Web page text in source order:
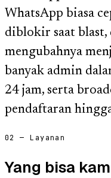
WhatsApp biasa
diblokir saat blast,
mengubahnya
banyak admin
24 jam, serta
pendaftaran
02 — Layanan
Yang bisa